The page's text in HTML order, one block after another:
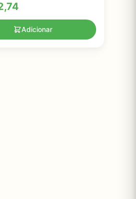
Adicionar